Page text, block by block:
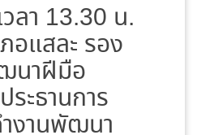
ลา 13.30 น.
อแสละ รอง
นาฝีมือ
ระธานการ
งานพัฒนา